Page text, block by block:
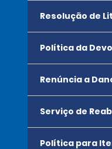
Resolução de
Política da
Renúncia a
Serviço de
Política para